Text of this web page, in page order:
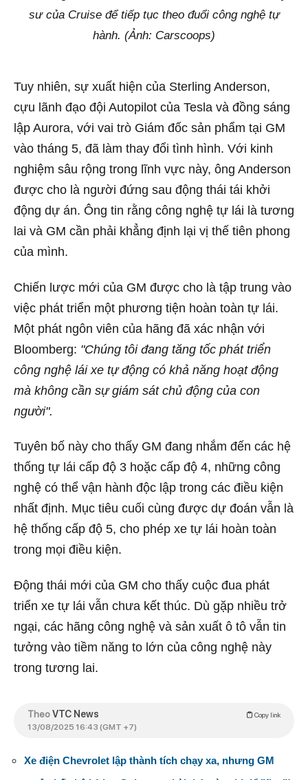
sư của Cruise để tiếp tục theo đuổi công nghệ tự
hành. (Ảnh: Carscoops)
Tuy nhiên, sự xuất hiện của Sterling Anderson,
cựu lãnh đạo đội Autopilot của Tesla và đồng sáng
lập Aurora, với vai trò Giám đốc sản phẩm tại GM
vào tháng 5, đã làm thay đổi tình hình. Với kinh
nghiệm sâu rộng trong lĩnh vực này, ông Anderson
được cho là người đứng sau động thái tái khởi
động dự án. Ông tin rằng công nghệ tự lái là tương
lai và GM cần phải khẳng định lại vị thế tiên phong
của mình.
Chiến lược mới của GM được cho là tập trung vào
việc phát triển một phương tiện hoàn toàn tự lái.
Một phát ngôn viên của hãng đã xác nhận với
Bloomberg: "Chúng tôi đang tăng tốc phát triển
công nghệ lái xe tự động có khả năng hoạt động
mà không cần sự giám sát chủ động của con
người".
Tuyên bố này cho thấy GM đang nhắm đến các hệ
thống tự lái cấp độ 3 hoặc cấp độ 4, những công
nghệ có thể vận hành độc lập trong các điều kiện
nhất định. Mục tiêu cuối cùng được dự đoán vẫn là
hệ thống cấp độ 5, cho phép xe tự lái hoàn toàn
trong mọi điều kiện.
Động thái mới của GM cho thấy cuộc đua phát
triển xe tự lái vẫn chưa kết thúc. Dù gặp nhiều trở
ngại, các hãng công nghệ và sản xuất ô tô vẫn tin
tưởng vào tiềm năng to lớn của công nghệ này
trong tương lai.
TheoVTC News Copy link
13/08/2025 16:43 (GMT +7)
Xe điện Chevrolet lập thành tích chạy xa, nhưng GM